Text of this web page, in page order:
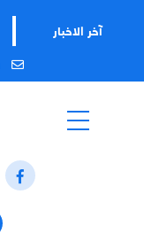
آخر الاخبار